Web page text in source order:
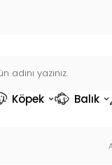
Köpek Balık